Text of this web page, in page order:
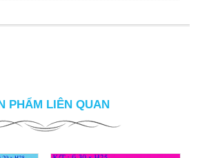
PHẨM LIÊN QUAN